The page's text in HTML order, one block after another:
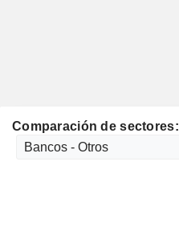
Comparación de sectores: